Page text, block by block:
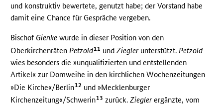
und konstruktiv bewertete, genutzt habe; der Vorstand habe
damit eine Chance für Gespräche vergeben.
Bischof Gienke wurde in dieser Position von den
Oberkirchenräten Petzold11 undZieglerunterstützt. Petzold
wies besonders die »unqualifizierten und entstellenden
Artikel« zur Domweihe in den kirchlichen Wochenzeitungen
»Die Kirche«/Berlin12 und »Mecklenburger
Kirchenzeitung«/Schwerin13 zurück.Zieglerergänzte, vom